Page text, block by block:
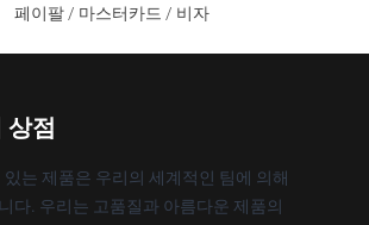
페이팔 / 마스터카드 / 비자
상점
있는 제품은 우리의 세계적인 팀에 의해
다. 우리는 고품질과 아름다운 제품의